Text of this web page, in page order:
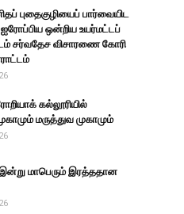
புதைகுழியைப் பார்வையிட
ஒன்றிய உயர்மட்டப்
சர்வதேச விசாரணை கோரி
கல்லூரியில்
மருத்துவ முகாமும்
மாபெரும் இரத்ததான